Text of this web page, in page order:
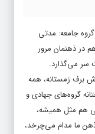
جامعه: مدتی
در ذهنمان مرور
می‌گذارد.
برف زمستانه، همه
گروه‌های جهادی و
هم مثل همیشه،
ما مدام می‌چرخد،